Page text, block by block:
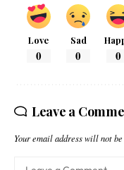
Love
0
Sad
0 0
Leave a
Your email address will not